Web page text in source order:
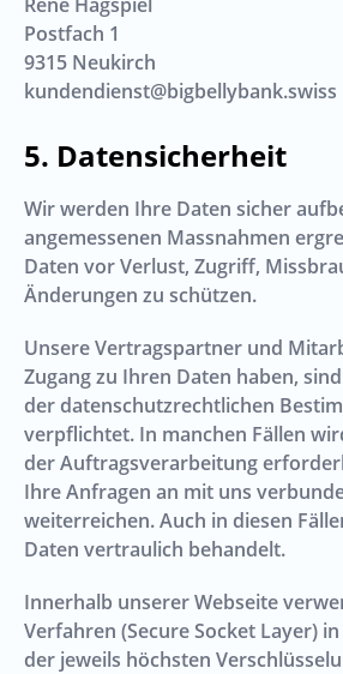
Postfach 1
9315 Neukirch
kundendienst@bigbellybank.swiss
Datensicherheit
Wir werden Ihre Daten sicher
angemessenen Massnahmen
Daten vor Verlust, Zugriff,
Änderungen zu schützen.
Unsere Vertragspartner und
Zugang zu Ihren Daten haben,
der datenschutzrechtlichen
verpflichtet. In manchen Fällen
der Auftragsverarbeitung
Ihre Anfragen an mit uns
weiterreichen. Auch in diesen
Daten vertraulich behandelt.
Innerhalb unserer Webseite
Verfahren (Secure Socket Layer)
der jeweils höchsten